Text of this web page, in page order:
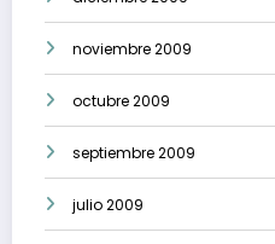
noviembre 2009
octubre 2009
septiembre 2009
julio 2009